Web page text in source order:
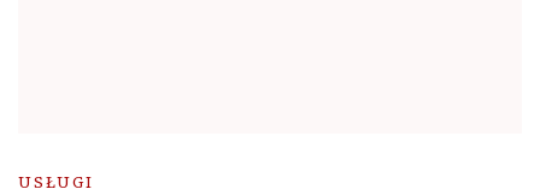
USŁUGI